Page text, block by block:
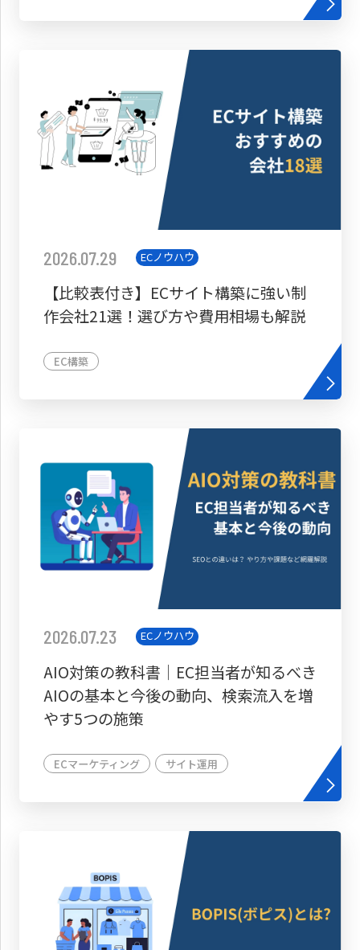
2026.07.29 ECノウハウ
【比較表付き】ECサイト構築に強い制
作会社21選！選び方や費用相場も解説
EC構築
2026.07.23 ECノウハウ
AIO対策の教科書│EC担当者が知るべき
AIOの基本と今後の動向、検索流入を増
やす5つの施策
ECマーケティング サイト運用